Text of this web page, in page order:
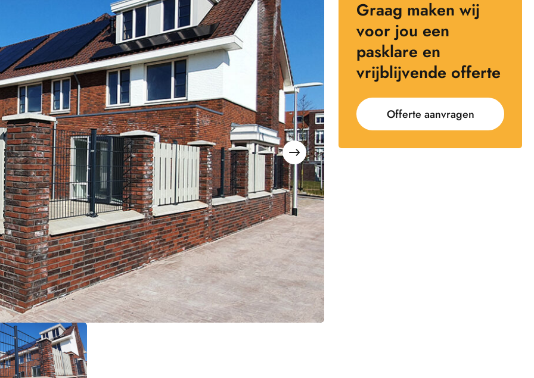
Graag maken wij
voor jou een
pasklare en
vrijblijvende offerte
Offerte aanvragen